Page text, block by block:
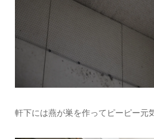
軒下には燕が巣を作ってピーピー元